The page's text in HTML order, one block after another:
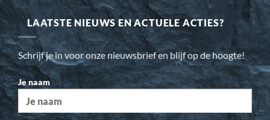
LAATSTE NIEUWS EN ACTUELE ACTIES?
Schrijf je in voor onze nieuwsbrief en blijf op de hoogte!
Je naam